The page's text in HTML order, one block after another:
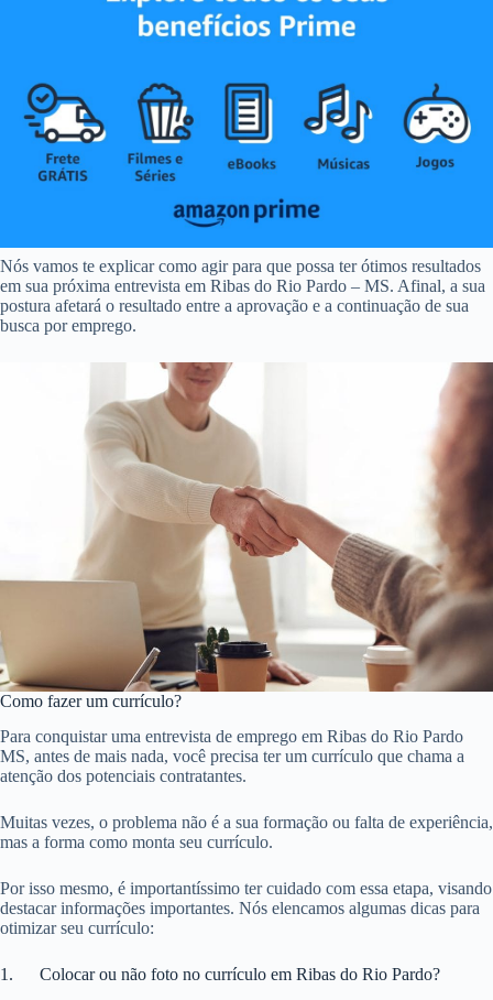
Nós vamos te explicar como agir para que possa ter ótimos resultados
em sua próxima entrevista em Ribas do Rio Pardo – MS. Afinal, a sua
postura afetará o resultado entre a aprovação e a continuação de sua
busca por emprego.
Como fazer um currículo?
Para conquistar uma entrevista de emprego em Ribas do Rio Pardo
MS, antes de mais nada, você precisa ter um currículo que chama a
atenção dos potenciais contratantes.
Muitas vezes, o problema não é a sua formação ou falta de experiência,
mas a forma como monta seu currículo.
Por isso mesmo, é importantíssimo ter cuidado com essa etapa, visando
destacar informações importantes. Nós elencamos algumas dicas para
otimizar seu currículo:
1. Colocar ou não foto no currículo em Ribas do Rio Pardo?